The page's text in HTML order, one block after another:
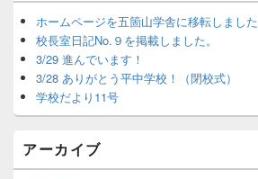
サ
イ
ー
ウ
ィ
ェ
ッ
ホームページを五箇山学舎に移転しました
校長室日記No.９を掲載しました。
3/29 進んでいます！
3/28 ありがとう平中学校！（閉校式）
学校だより11号
アーカイブ